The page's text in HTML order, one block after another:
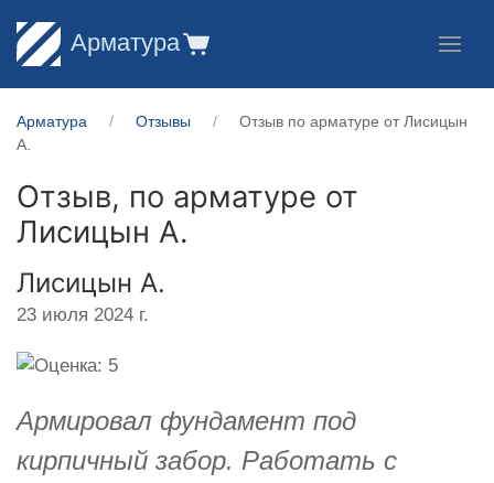
Арматура
Арматура Отзывы
Отзыв по арматуре от Лисицын
А.
Отзыв, по арматуре от
Лисицын А.
Лисицын А.
23 июля 2024 г.
Армировал фундамент под
кирпичный забор. Работать с